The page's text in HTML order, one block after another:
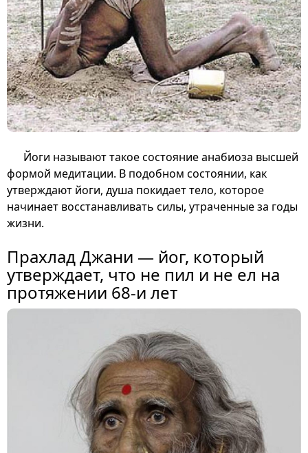
Йоги называют такое состояние анабиоза высшей
формой медитации. В подобном состоянии, как
утверждают йоги, душа покидает тело, которое
начинает восстанавливать силы, утраченные за годы
жизни.
Прахлад Джани — йог, который
утверждает, что не пил и не ел на
протяжении 68-и лет